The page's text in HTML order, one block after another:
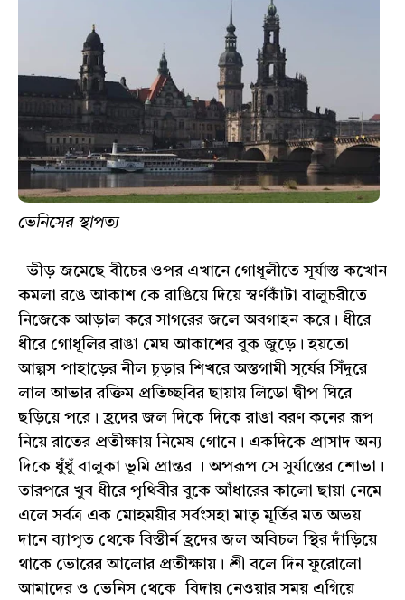
ভেনিসের স্থাপত্য
ভীড় জমেছে বীচের ওপর এখানে গোধূলীতে সূর্যাস্ত কখোন
কমলা রঙে আকাশ কে রাঙিয়ে দিয়ে স্বর্ণকাঁটা বালুচরীতে
নিজেকে আড়াল করে সাগরের জলে অবগাহন করে। ধীরে
ধীরে গোধূলির রাঙা মেঘ আকাশের বুক জুড়ে। হয়তো
আল্পস পাহাড়ের নীল চূড়ার শিখরে অস্তগামী সূর্যের সিঁদুরে
লাল আভার রক্তিম প্রতিচ্ছবির ছায়ায় লিডো দ্বীপ ঘিরে
ছড়িয়ে পরে। হ্রদের জল দিকে দিকে রাঙা বরণ কনের রূপ
নিয়ে রাতের প্রতীক্ষায় নিমেষ গোনে। একদিকে প্রাসাদ অন্য
দিকে ধুঁধুঁ বালুকা ভূমি প্রান্তর । অপরূপ সে সুর্যাস্তের শোভা।
তারপরে খুব ধীরে পৃথিবীর বুকে আঁধারের কালো ছায়া নেমে
এলে সর্বত্র এক মোহময়ীর সর্বংসহা মাতৃ মূর্তির মত অভয়
দানে ব্যাপৃত থেকে বিস্তীর্ন হ্রদের জল অবিচল স্থির দাঁড়িয়ে
থাকে ভোরের আলোর প্রতীক্ষায়। শ্রী বলে দিন ফুরোলো
আমাদের ও ভেনিস থেকে বিদায় নেওয়ার সময় এগিয়ে